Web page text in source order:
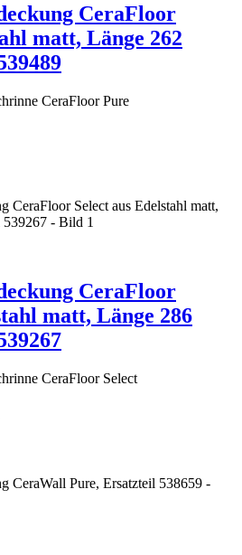
CeraFloor
matt, Länge 262
CeraFloor Pure
CeraFloor
matt, Länge 286
CeraFloor Select